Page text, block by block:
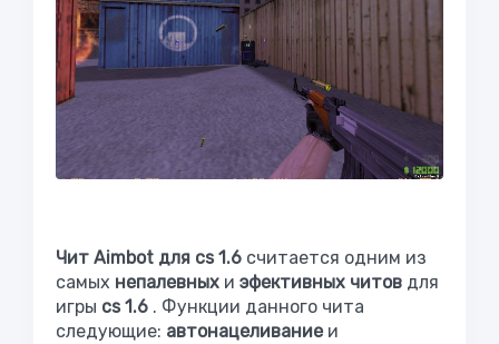
Чит Aimbot для cs 1.6 считается одним из
самых непалевных и эфективных читов для
игры cs 1.6 . Функции данного чита
следующие: автонацеливаниеи